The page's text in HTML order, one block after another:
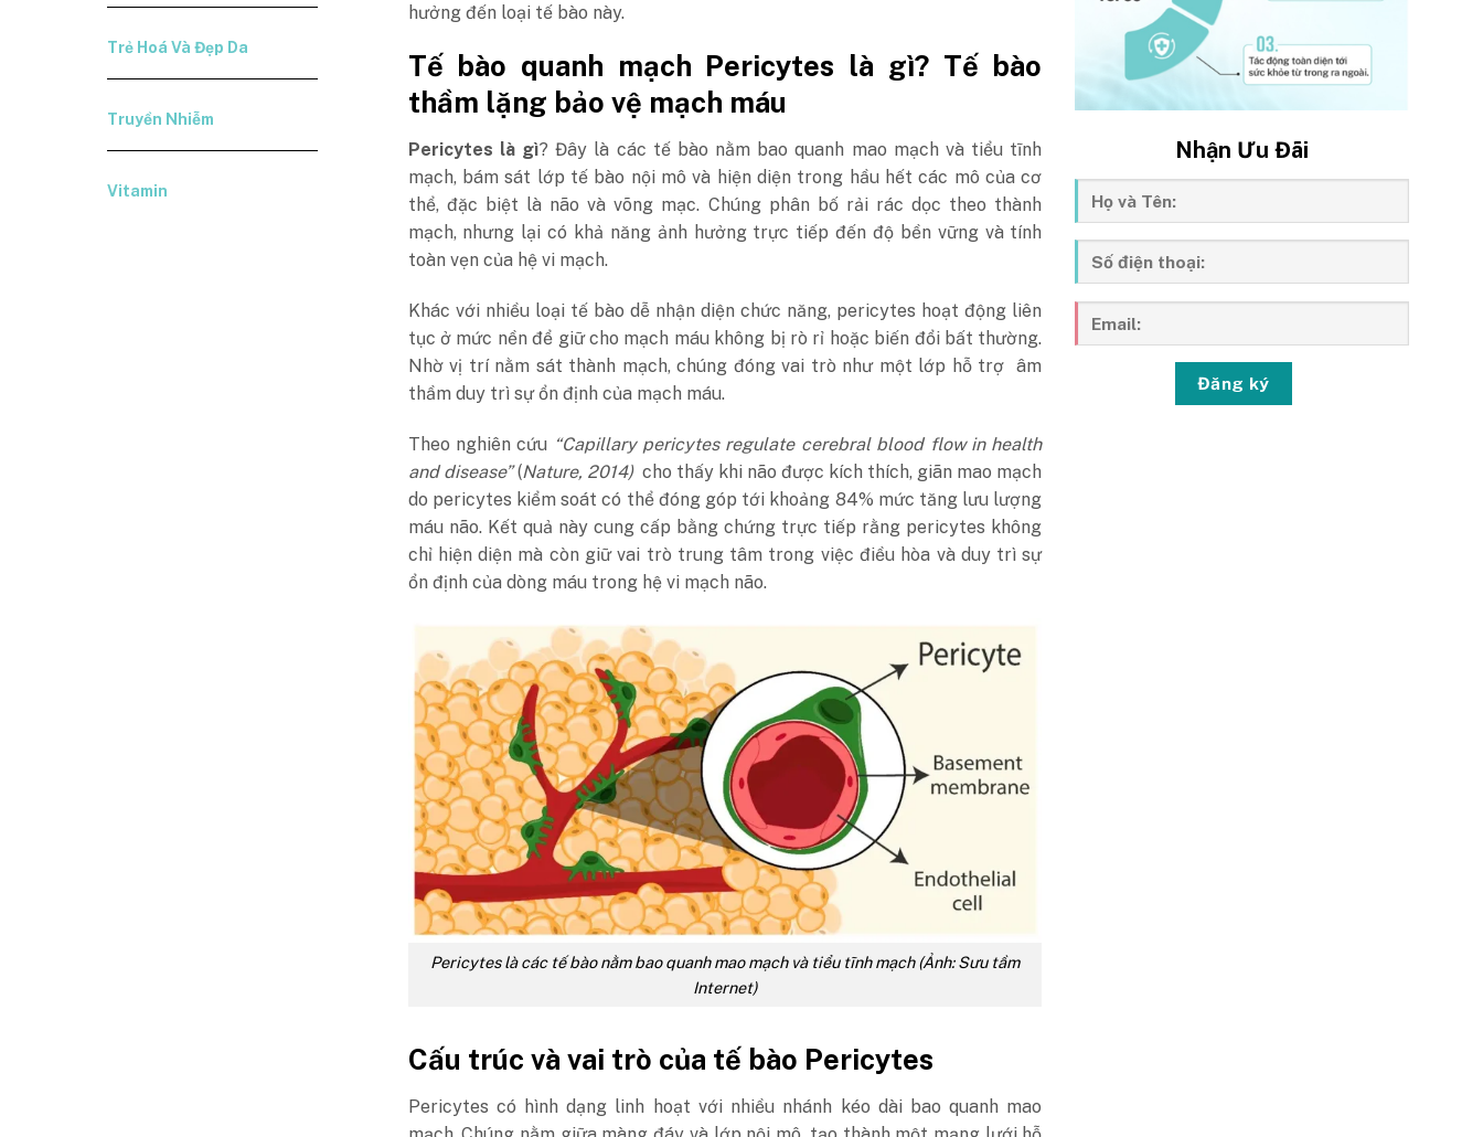
Trẻ Hoá Và Đẹp Da
Truyền Nhiễm
Vitamin
hưởng đến loại tế bào này.
Tế bào quanh mạch Pericytes là gì? Tế bào
thầm lặng bảo vệ mạch máu
Pericytes là gì? Đây là các tế bào nằm bao quanh mao mạch và tiểu tĩnh
mạch, bám sát lớp tế bào nội mô và hiện diện trong hầu hết các mô của cơ
thể, đặc biệt là não và võng mạc. Chúng phân bố rải rác dọc theo thành
mạch, nhưng lại có khả năng ảnh hưởng trực tiếp đến độ bền vững và tính
toàn vẹn của hệ vi mạch.
Khác với nhiều loại tế bào dễ nhận diện chức năng, pericytes hoạt động liên
tục ở mức nền để giữ cho mạch máu không bị rò rỉ hoặc biến đổi bất thường.
Nhờ vị trí nằm sát thành mạch, chúng đóng vai trò như một lớp hỗ trợ âm
thầm duy trì sự ổn định của mạch máu.
Theo nghiên cứu “Capillary pericytes regulate cerebral blood flow in health
and disease”(Nature, 2014) cho thấy khi não được kích thích, giãn mao mạch
do pericytes kiểm soát có thể đóng góp tới khoảng 84% mức tăng lưu lượng
máu não. Kết quả này cung cấp bằng chứng trực tiếp rằng pericytes không
chỉ hiện diện mà còn giữ vai trò trung tâm trong việc điều hòa và duy trì sự
ổn định của dòng máu trong hệ vi mạch não.
Pericytes là các tế bào nằm bao quanh mao mạch và tiểu tĩnh mạch (Ảnh: Sưu tầm
Internet)
Cấu trúc và vai trò của tế bào Pericytes
Pericytes có hình dạng linh hoạt với nhiều nhánh kéo dài bao quanh mao
Nhận Ưu Đãi
Đăng ký